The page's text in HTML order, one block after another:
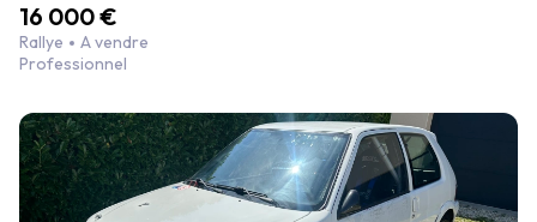
16 000 €
Rallye
A vendre
Professionnel